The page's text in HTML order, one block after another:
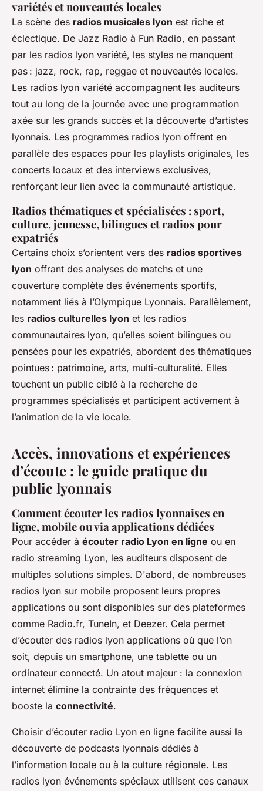
variétés et nouveautés locales
La scène des radios musicales lyon est riche et
éclectique. De Jazz Radio à Fun Radio, en passant
par les radios lyon variété, les styles ne manquent
pas : jazz, rock, rap, reggae et nouveautés locales.
Les radios lyon variété accompagnent les auditeurs
tout au long de la journée avec une programmation
axée sur les grands succès et la découverte d’artistes
lyonnais. Les programmes radios lyon offrent en
parallèle des espaces pour les playlists originales, les
concerts locaux et des interviews exclusives,
renforçant leur lien avec la communauté artistique.
Radios thématiques et spécialisées : sport,
culture, jeunesse, bilingues et radios pour
expatriés
Certains choix s’orientent vers des radios sportives
lyon offrant des analyses de matchs et une
couverture complète des événements sportifs,
notamment liés à l’Olympique Lyonnais. Parallèlement,
les radios culturelles lyon et les radios
communautaires lyon, qu’elles soient bilingues ou
pensées pour les expatriés, abordent des thématiques
pointues : patrimoine, arts, multi-culturalité. Elles
touchent un public ciblé à la recherche de
programmes spécialisés et participent activement à
l’animation de la vie locale.
Accès, innovations et expériences
d’écoute : le guide pratique du
public lyonnais
Comment écouter les radios lyonnaises en
ligne, mobile ou via applications dédiées
Pour accéder à écouter radio Lyon en ligne ou en
radio streaming Lyon, les auditeurs disposent de
multiples solutions simples. D'abord, de nombreuses
radios lyon sur mobile proposent leurs propres
applications ou sont disponibles sur des plateformes
comme Radio.fr, TuneIn, et Deezer. Cela permet
d’écouter des radios lyon applications où que l’on
soit, depuis un smartphone, une tablette ou un
ordinateur connecté. Un atout majeur : la connexion
internet élimine la contrainte des fréquences et
booste la connectivité.
Choisir d’écouter radio Lyon en ligne facilite aussi la
découverte de podcasts lyonnais dédiés à
l’information locale ou à la culture régionale. Les
radios lyon événements spéciaux utilisent ces canaux